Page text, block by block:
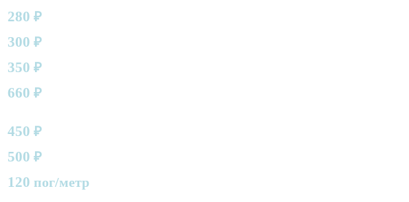
280 ₽
300 ₽
350 ₽
660 ₽
450 ₽
500 ₽
120 пог/метр